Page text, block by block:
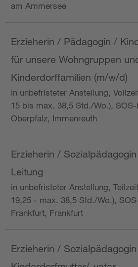
am Ammersee
Erzieherin / Pädagogin /
für unsere Wohngruppen
Kinderdorffamilien (m/w/d)
in unbefristeter Anstellung,
15 bis max. 38,5 Std./Wo.),
Oberpfalz, Immenreuth
Erzieherin /
Leitung
in unbefristeter Anstellung,
19,25 - max. 38,5 Std./Wo.),
Frankfurt, Frankfurt
Erzieherin /